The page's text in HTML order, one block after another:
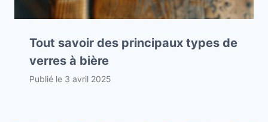
Tout savoir des principaux types de
verres à bière
Publié le 3 avril 2025